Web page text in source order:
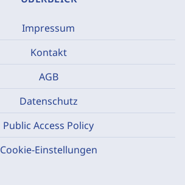
Impressum
Kontakt
AGB
Datenschutz
Public Access Policy
Cookie-Einstellungen